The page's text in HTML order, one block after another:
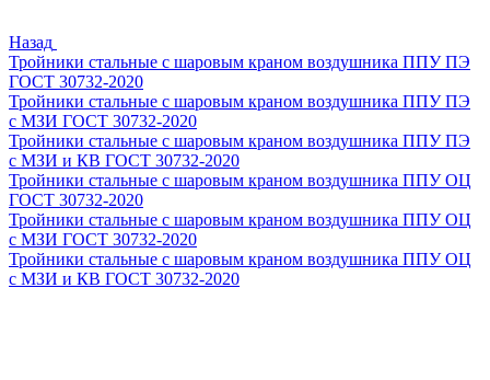
Назад
Тройники стальные с шаровым краном воздушника ППУ ПЭ
ГОСТ 30732-2020
Тройники стальные с шаровым краном воздушника ППУ ПЭ
с МЗИ ГОСТ 30732-2020
Тройники стальные с шаровым краном воздушника ППУ ПЭ
с МЗИ и КВ ГОСТ 30732-2020
Тройники стальные с шаровым краном воздушника ППУ ОЦ
ГОСТ 30732-2020
Тройники стальные с шаровым краном воздушника ППУ ОЦ
с МЗИ ГОСТ 30732-2020
Тройники стальные с шаровым краном воздушника ППУ ОЦ
с МЗИ и КВ ГОСТ 30732-2020